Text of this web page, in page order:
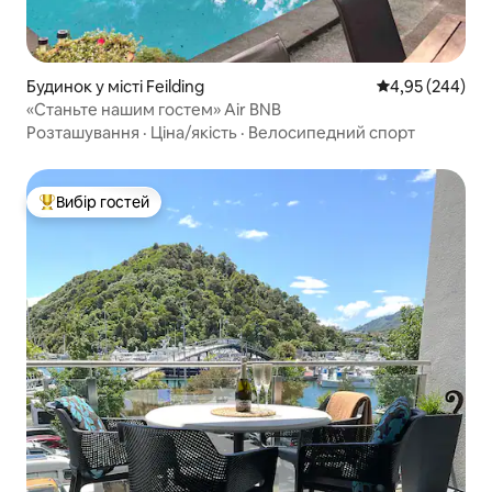
Будинок у місті Feilding Середня
4,95 (244)
«Станьте нашим гостем» Air BNB
Розташування · Ціна/якість · Велосипедний спорт
Топ вибір гостей
Вибір гостей